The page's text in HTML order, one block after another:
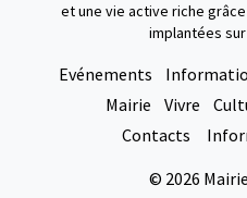
et une vie active riche
implantées
Evénements
Mairie
Vivre
Contacts
© 2026